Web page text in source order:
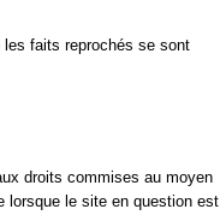
les faits reprochés se sont
droits commises au moyen
lorsque le site en question est